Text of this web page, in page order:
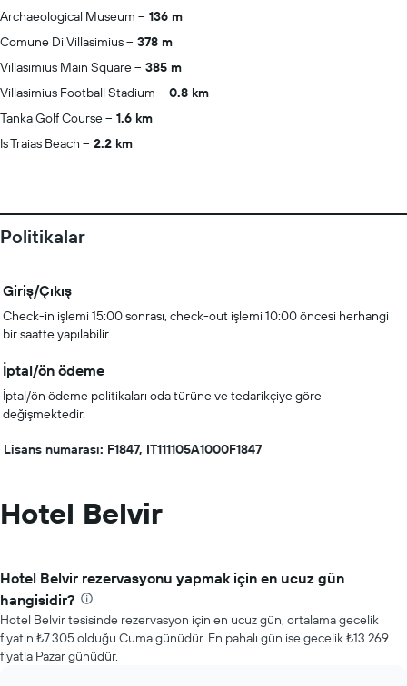
Archaeological Museum
136 m
Comune Di Villasimius
378 m
Villasimius Main Square
385 m
Villasimius Football Stadium
0.8 km
Tanka Golf Course
1.6 km
Is Traias Beach
2.2 km
Politikalar
Giriş/Çıkış
Check-in işlemi 15:00 sonrası, check-out işlemi 10:00 öncesi herhangi
bir saatte yapılabilir
İptal/ön ödeme
İptal/ön ödeme politikaları oda türüne ve tedarikçiye göre
değişmektedir.
Lisans numarası: F1847, IT111105A1000F1847
Hotel Belvir
Hotel Belvir rezervasyonu yapmak için en ucuz gün
hangisidir?
Hotel Belvir tesisinde rezervasyon için en ucuz gün, ortalama gecelik
fiyatın ₺7.305 olduğu Cuma günüdür. En pahalı gün ise gecelik ₺13.269
fiyatla Pazar günüdür.